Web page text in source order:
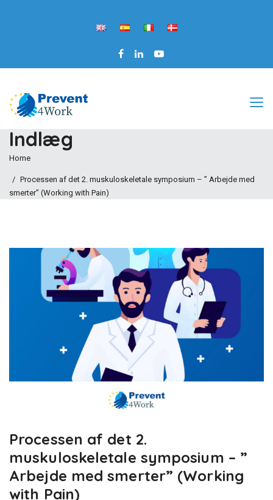
Indlæg
Home
Processen af det 2. muskuloskeletale symposium – ” Arbejde med
smerter” (Working with Pain)
Processen af det 2.
muskuloskeletale symposium – ”
Arbejde med smerter” (Working
with Pain)